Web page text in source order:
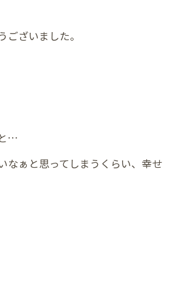
ざいました。
…
なぁと思ってしまうくらい、幸せ